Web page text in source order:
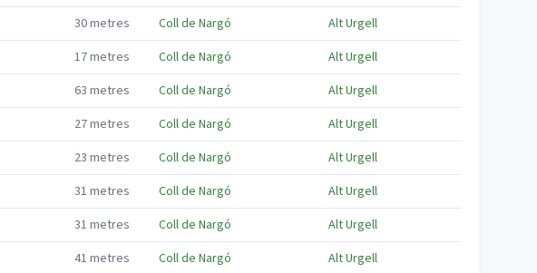
30metres Coll de Nargó
Alt Urgell
17metres Coll de Nargó
Alt Urgell
63 metres Coll de Nargó
Alt Urgell
27metres Coll de Nargó
Alt Urgell
23 metres Coll de Nargó
Alt Urgell
31 metres Coll de Nargó
Alt Urgell
31 metres Coll de Nargó
Alt Urgell
41 metres Coll de Nargó
Alt Urgell